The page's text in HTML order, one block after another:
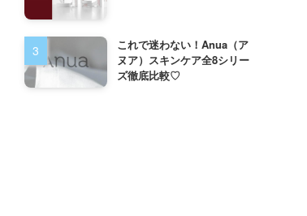
これで迷わない！Anua（ア
ヌア）スキンケア全8シリー
ズ徹底比較♡